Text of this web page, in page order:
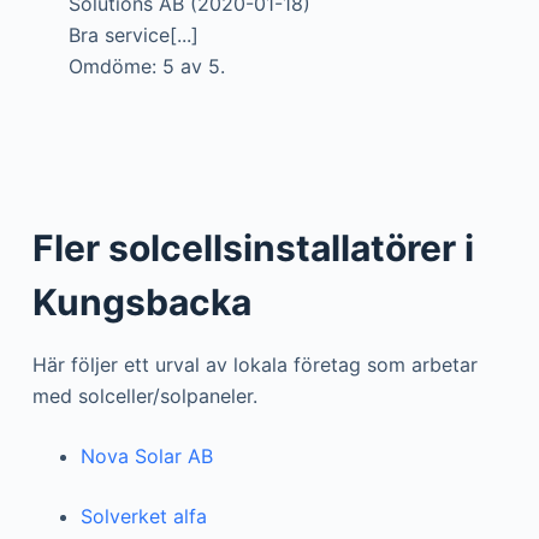
Bra service[...]
Omdöme: 5 av 5.
Fler solcellsinstallatörer i
Kungsbacka
Här följer ett urval av lokala företag som arbetar
med solceller/solpaneler.
Nova Solar AB
Solverket alfa